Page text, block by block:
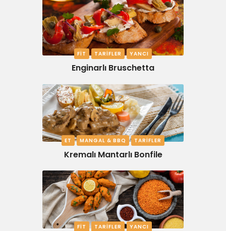
FIT TARIFLER YANCI
Enginarlı Bruschetta
ET MANGAL & BBQ TARIFLER
Kremalı Mantarlı Bonfile
FIT TARIFLER YANCI